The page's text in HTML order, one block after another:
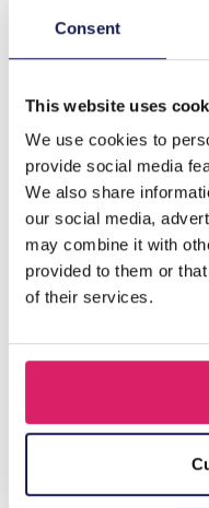
Consent
This website uses
We use cookies to
provide social media
We also share
our social media,
may combine it with
provided to them or
of their services.
Beschrijving
Anderen kochten ook
J-C4.3 N301-038G